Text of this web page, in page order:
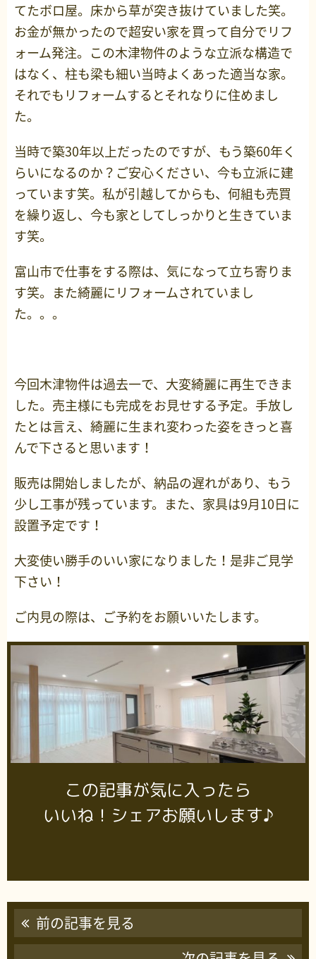
てたボロ屋。床から草が突き抜けていました笑。
お金が無かったので超安い家を買って自分でリフ
ォーム発注。この木津物件のような立派な構造で
はなく、柱も梁も細い当時よくあった適当な家。
それでもリフォームするとそれなりに住めまし
た。
当時で築30年以上だったのですが、もう築60年く
らいになるのか？ご安心ください、今も立派に建
っています笑。私が引越してからも、何組も売買
を繰り返し、今も家としてしっかりと生きていま
す笑。
富山市で仕事をする際は、気になって立ち寄りま
す笑。また綺麗にリフォームされていまし
た。。。
今回木津物件は過去一で、大変綺麗に再生できま
した。売主様にも完成をお見せする予定。手放し
たとは言え、綺麗に生まれ変わった姿をきっと喜
んで下さると思います！
販売は開始しましたが、納品の遅れがあり、もう
少し工事が残っています。また、家具は9月10日に
設置予定です！
大変使い勝手のいい家になりました！是非ご見学
下さい！
ご内見の際は、ご予約をお願いいたします。
この記事が気に入ったら
いいね！シェアお願いします♪
前の記事を見る